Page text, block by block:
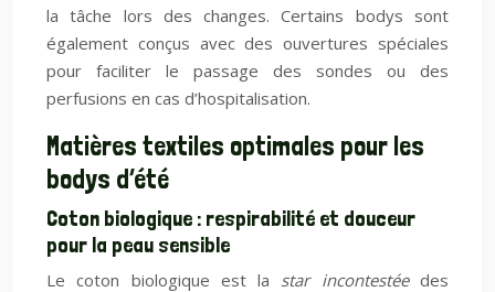
la tâche lors des changes. Certains bodys sont
également conçus avec des ouvertures spéciales
pour faciliter le passage des sondes ou des
perfusions en cas d’hospitalisation.
Matières textiles optimales pour les
bodys d’été
Coton biologique : respirabilité et douceur
pour la peau sensible
Le coton biologique est la star incontestéedes